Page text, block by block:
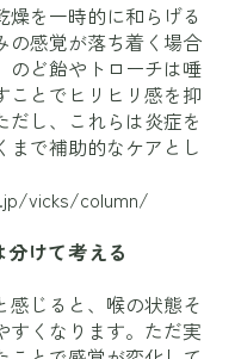
燥を一時的に和らげる
の感覚が落ち着く場合
のど飴やトローチは唾
ことでヒリヒリ感を抑
だし、これらは炎症を
で補助的なケアとし
vicks/column/
分けて考える
感じると、喉の状態そ
すくなります。ただ実